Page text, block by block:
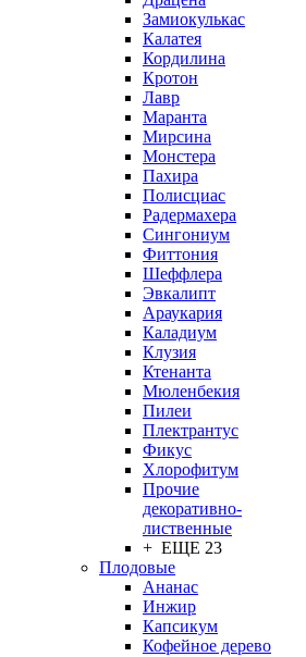
Замиокулькас
Калатея
Кордилина
Кротон
Лавр
Маранта
Мирсина
Монстера
Пахира
Полисциас
Радермахера
Сингониум
Фиттония
Шеффлера
Эвкалипт
Араукария
Каладиум
Клузия
Ктенанта
Мюленбекия
Пилеи
Плектрантус
Фикус
Хлорофитум
Прочие
декоративно-
лиственные
+ ЕЩЕ 23
Плодовые
Ананас
Инжир
Капсикум
Кофейное дерево